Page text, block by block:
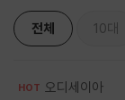
전체 10대
HOT 오디세이아